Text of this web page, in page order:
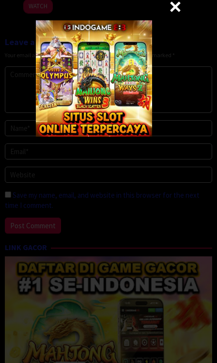
WATCH
Leave a Reply
Your email address will not be published.Required fields are marked *
Save my name, email, and website in this browser for the next
time I comment.
LINK GACOR